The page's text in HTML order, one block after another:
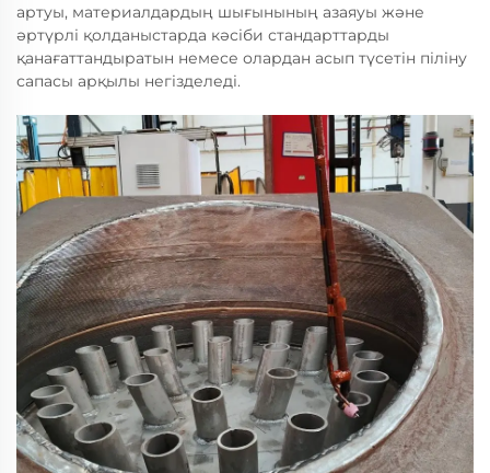
артуы, материалдардың шығынының азаяуы және
әртүрлі қолданыстарда кәсіби стандарттарды
қанағаттандыратын немесе олардан асып түсетін піліну
сапасы арқылы негізделеді.